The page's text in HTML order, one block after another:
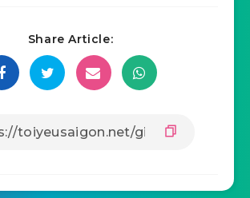
Share Article: